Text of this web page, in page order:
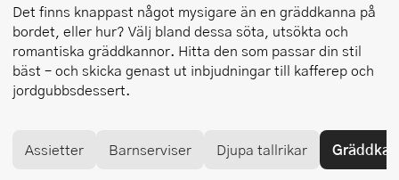
Det finns knappast något mysigare än en gräddkanna på
bordet, eller hur? Välj bland dessa söta, utsökta och
romantiska gräddkannor. Hitta den som passar din stil
bäst – och skicka genast ut inbjudningar till kafferep och
jordgubbsdessert.
Assietter Barnserviser Djupa tallrikar